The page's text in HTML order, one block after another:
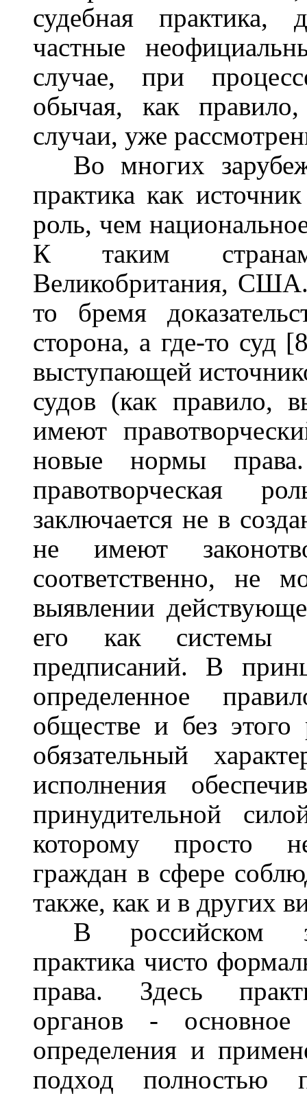
судебная практика,
частные
случае, при
обычая, как
случаи, уже
Во многих
практика как
роль, чем
К таким
Великобритания,
то бремя
сторона, а где-то суд
выступающей
судов (как правило,
имеют
новые нормы
правотворческая
заключается не в
не имеют
соответственно, не
выявлении
его как системы
предписаний. В
определенное
обществе и без этого
обязательный
исполнения
принудительной
которому просто
граждан в сфере
также, как и в других
В российском
практика чисто
права. Здесь
органов - основное
определения и
подход полностью